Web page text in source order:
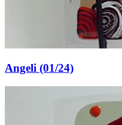
Angeli (01/24)